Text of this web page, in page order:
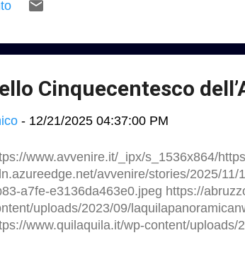
Cinquecentesco
- 12/21/2025 04:37:00 PM
www.avvenire.it/_ipx/s_1536x864/
avvenire/stories/2025/
a7fe-e3136da463e0.jpeg https://
uploads/2023/09/
www.quilaquila.it/wp-content/uploads/